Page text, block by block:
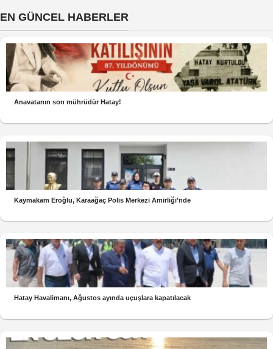
EN GÜNCEL HABERLER
Anavatanın son mührüdür Hatay!
Kaymakam Eroğlu, Karaağaç Polis Merkezi Amirliği’nde
Hatay Havalimanı, Ağustos ayında uçuşlara kapatılacak